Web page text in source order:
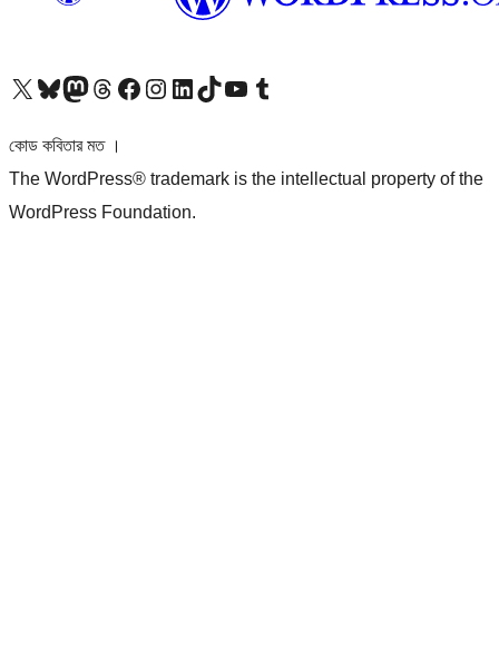
আমাদের X (আগের টুইটার) অ্যাকাউন্টে যানআমাদের Bluesky অ্যাকাউন্টটি দেখুনআমাদের মাস্টোডন অ্যাকাউন্টটি দেখুনআমাদের থ্রেডস অ্যাকাউন্টটি দেখুনআমাদের ফেসবুক পেজ দেখুনআমাদের ইন্সটাগ্রাম অ্যাকাউন্ট দেখুনআমাদের লিঙ্কডইন অ্যাকাউন্টে যানআমাদের TikTok অ্যাকাউন্টটি দেখুনআমাদের ইউটিউব চ্যানেলে যান আমাদের টাম্বলার অ্যাকাউন্ট দেখুন
কোড কবিতার মত ।
The WordPress® trademark is the intellectual property of the
WordPress Foundation.